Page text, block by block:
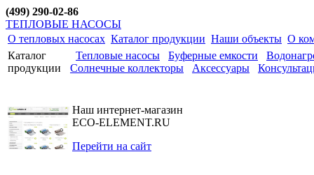
(499) 290-02-86
ТЕПЛОВЫЕ НАСОСЫ
О тепловых насосах Каталог продукции Наши объекты О
Каталог
продукции
Тепловые насосы Буферные емкости
Солнечные коллекторы
Аксессуары
Наш интернет-магазин
ECO-ELEMENT.RU
Перейти на сайт